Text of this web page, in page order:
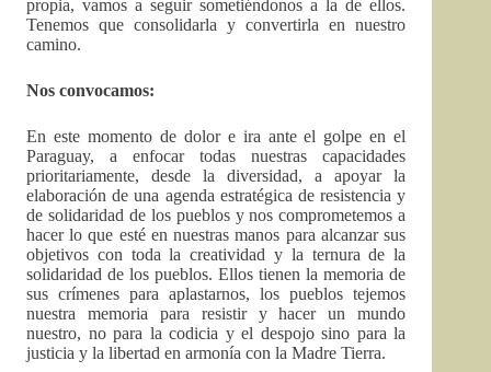
propia, vamos a seguir sometiéndonos a la de ellos.
Tenemos que consolidarla y convertirla en nuestro
camino.
Nos convocamos:
En este momento de dolor e ira ante el golpe en el
Paraguay, a enfocar todas nuestras capacidades
prioritariamente, desde la diversidad, a apoyar la
elaboración de una agenda estratégica de resistencia y
de solidaridad de los pueblos y nos comprometemos a
hacer lo que esté en nuestras manos para alcanzar sus
objetivos con toda la creatividad y la ternura de la
solidaridad de los pueblos. Ellos tienen la memoria de
sus crímenes para aplastarnos, los pueblos tejemos
nuestra memoria para resistir y hacer un mundo
nuestro, no para la codicia y el despojo sino para la
justicia y la libertad en armonía con la Madre Tierra.